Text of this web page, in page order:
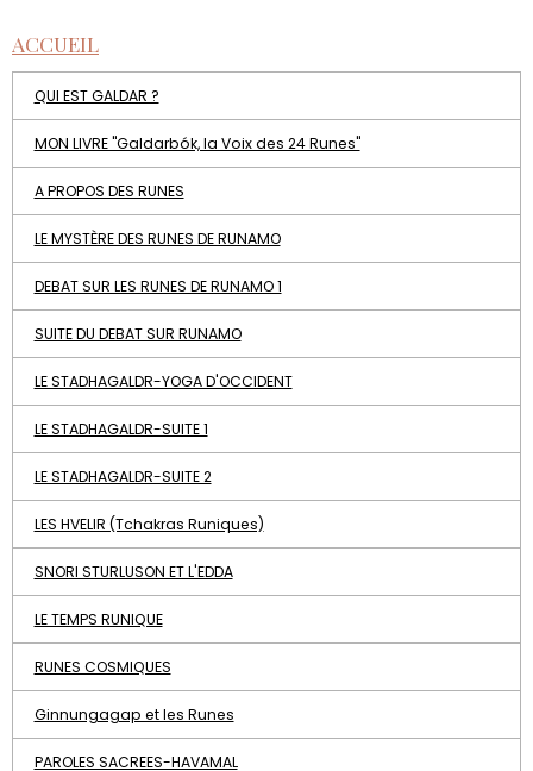
ACCUEIL
QUI EST GALDAR ?
MON LIVRE "Galdarbók, la Voix des 24 Runes"
A PROPOS DES RUNES
LE MYSTÈRE DES RUNES DE RUNAMO
DEBAT SUR LES RUNES DE RUNAMO 1
SUITE DU DEBAT SUR RUNAMO
LE STADHAGALDR-YOGA D'OCCIDENT
LE STADHAGALDR-SUITE 1
LE STADHAGALDR-SUITE 2
LES HVELIR (Tchakras Runiques)
SNORI STURLUSON ET L'EDDA
LE TEMPS RUNIQUE
RUNES COSMIQUES
Ginnungagap et les Runes
PAROLES SACREES-HAVAMAL